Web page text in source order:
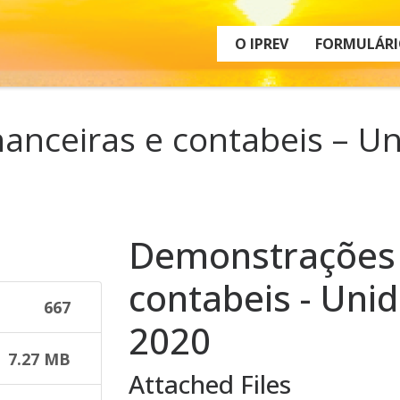
O IPREV
e contabeis –
667
7.27 MB
contabeis -
2020
Attached Files